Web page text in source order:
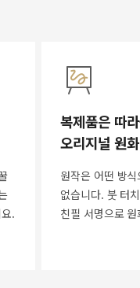
.
복제품은 따
오리지널 원
원작은 어떤 방
없습니다. 붓 터
친필 서명으로